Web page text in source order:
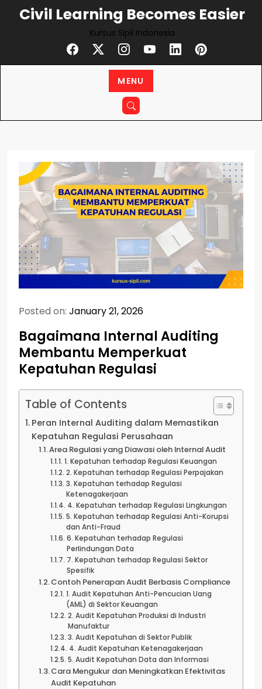
Civil Learning Becomes Easier
Kursus Sipil Indonesia
MENU
Posted on: January 21, 2026
Bagaimana Internal Auditing
Membantu Memperkuat
Kepatuhan Regulasi
Table of Contents
Peran Internal Auditing dalam Memastikan
Kepatuhan Regulasi Perusahaan
Area Regulasi yang Diawasi oleh Internal Audit
1. Kepatuhan terhadap Regulasi Keuangan
2. Kepatuhan terhadap Regulasi Perpajakan
3. Kepatuhan terhadap Regulasi
Ketenagakerjaan
4. Kepatuhan terhadap Regulasi Lingkungan
5. Kepatuhan terhadap Regulasi Anti-Korupsi
dan Anti-Fraud
6. Kepatuhan terhadap Regulasi
Perlindungan Data
7. Kepatuhan terhadap Regulasi Sektor
Spesifik
Contoh Penerapan Audit Berbasis Compliance
1. Audit Kepatuhan Anti-Pencucian Uang
(AML) di Sektor Keuangan
2. Audit Kepatuhan Produksi di Industri
Manufaktur
3. Audit Kepatuhan di Sektor Publik
4. Audit Kepatuhan Ketenagakerjaan
5. Audit Kepatuhan Data dan Informasi
Cara Mengukur dan Meningkatkan Efektivitas
Audit Kepatuhan